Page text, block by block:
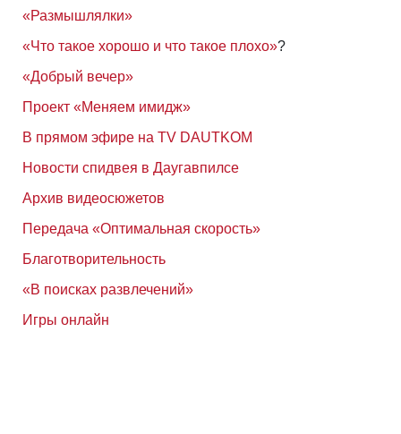
«Размышлялки»
«Что такое хорошо и что такое плохо»?
«Добрый вечер»
Проект «Меняем имидж»
В прямом эфире на TV DAUTKOM
Новости спидвея в Даугавпилсе
Архив видеосюжетов
Передача «Оптимальная скорость»
Благотворительность
«В поисках развлечений»
Игры онлайн